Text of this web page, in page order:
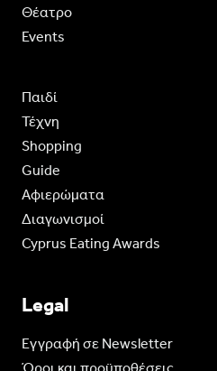
Θέατρο
Events
Παιδί
Τέχνη
Shopping
Guide
Aφιερώματα
Διαγωνισμοί
Cyprus Eating Awards
Legal
Eγγραφή σε Newsletter